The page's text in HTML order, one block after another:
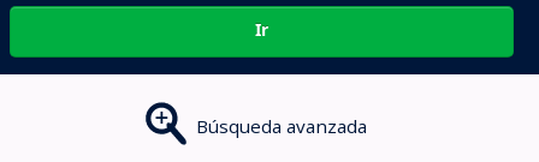
Ir
Búsqueda avanzada